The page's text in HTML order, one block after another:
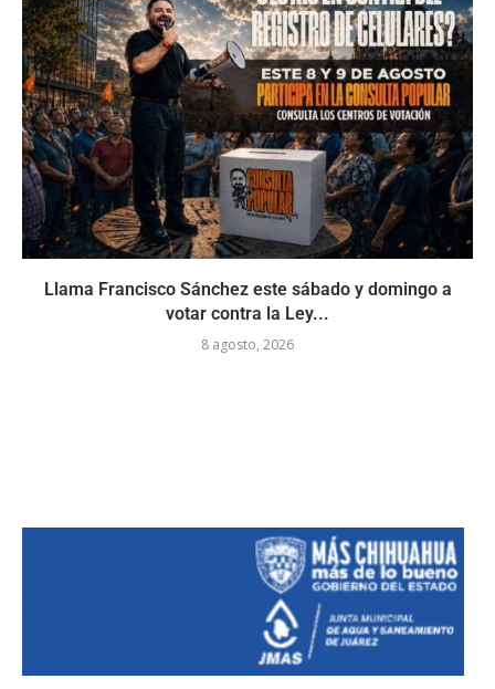
Llama Francisco Sánchez este sábado y domingo a
votar contra la Ley...
8 agosto, 2026